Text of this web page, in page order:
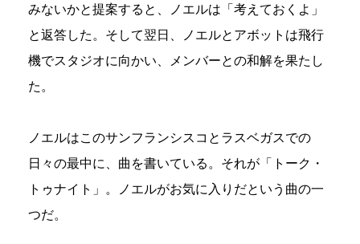
みないかと提案すると、ノエルは「考えておくよ」
と返答した。そして翌日、ノエルとアボットは飛行
機でスタジオに向かい、メンバーとの和解を果たし
た。
ノエルはこのサンフランシスコとラスベガスでの
日々の最中に、曲を書いている。それが「トーク・
トゥナイト」。ノエルがお気に入りだという曲の一
つだ。